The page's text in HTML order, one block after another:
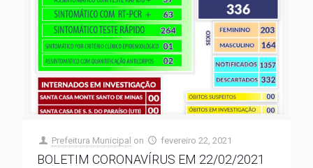
Prefeitura Municipal on fevereiro 22, 2021
BOLETIM CORONAVÍRUS EM 22/02/2021